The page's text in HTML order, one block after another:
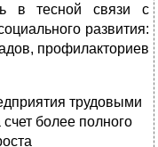
в тесной связи с
развития:
профилакториев
трудовыми
более полного